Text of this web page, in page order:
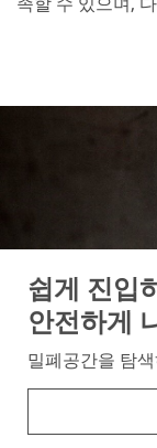
쉽게 진입
안전하게
밀폐공간을 탐